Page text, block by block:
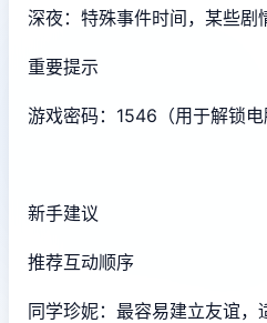
深夜：特殊事件时间，某些剧
重要提示
游戏密码：1546（用于解锁电
新手建议
推荐互动顺序
同学珍妮：最容易建立友谊，